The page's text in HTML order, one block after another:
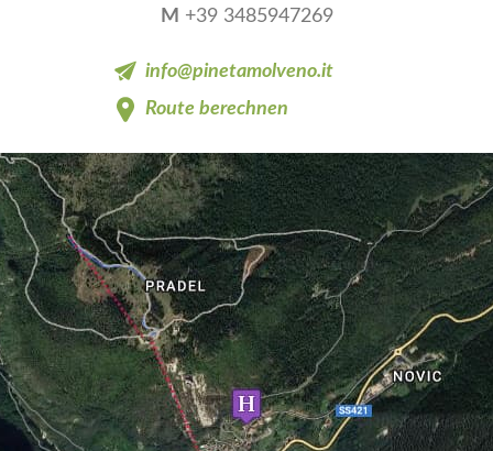
M +39 3485947269
info@pinetamolveno.it
Route berechnen